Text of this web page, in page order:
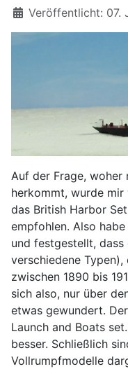
Details
Veröffentlicht: 07.
Auf der Frage, woher
herkommt, wurde
das British Harbor
empfohlen. Also
und festgestellt,
verschiedene
zwischen 1890 bis
sich also, nur über
etwas gewundert.
Launch and Boats
besser. Schließlich
Vollrumpfmodelle